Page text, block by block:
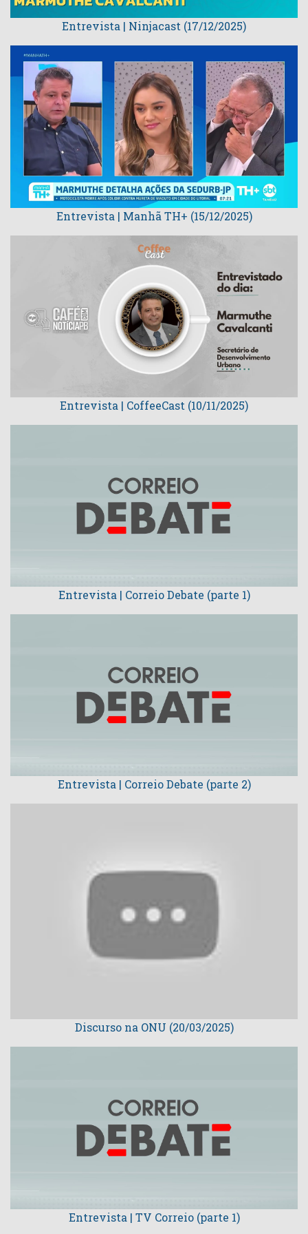
Entrevista | Ninjacast (17/12/2025)
Entrevista | Manhã TH+ (15/12/2025)
Entrevista | CoffeeCast (10/11/2025)
Entrevista | Correio Debate (parte 1)
Entrevista | Correio Debate (parte 2)
Discurso na ONU (20/03/2025)
Entrevista | TV Correio (parte 1)